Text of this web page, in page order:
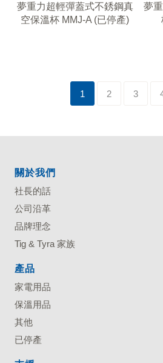
夢重力超輕彈蓋式不銹鋼真
空保溫杯 MMJ-A (已停產)
夢
1 2 3
關於我們
社長的話
公司沿革
品牌理念
Tig & Tyra 家族
產品
家電用品
保溫用品
其他
已停產